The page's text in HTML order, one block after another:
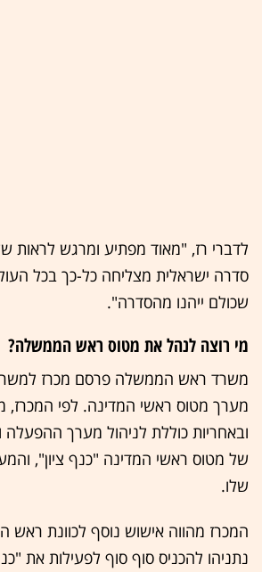
לדברי רז, "מאוד מפתיע ומרגש לראות
סדרה ישראלית מצליחה כל-כך בכל
שכולם ייהנו מהסדרה".
מי רוצה לנהל את מטוס ראש הממשלה?
משרד ראש הממשלה פרסם מכרז
מערך מטוס ראשי המדינה. לפי המכרז,
ובאחריות כוללת לניהול מערך
של מטוס ראשי המדינה "כנף ציון",
שלו.
המכרז מהווה אישוש נוסף לכוונת ראש
נתניהו להכניס סוף סוף לפעילות את